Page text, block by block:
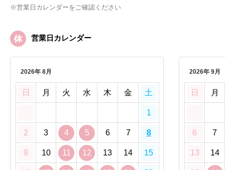
※営業日カレンダーをご確認ください
営業日カレンダー
2026年 8月
日 月 火 水 木 金 土
1
2 3 4 5 6 7 8
9 10 11 12 13 14 15
2026年 9月
日 月
6 7
13 14